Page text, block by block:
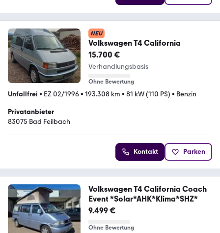
NEU
Volkswagen T4 California
15.700 €
Verhandlungsbasis
Ohne Bewertung
Unfallfrei • EZ 02/1996• 193.308 km • 81 kW (110 PS) • Benzin
Privatanbieter
83075 Bad Feilbach
Kontakt Parken
Volkswagen T4 California Coach
Event *Solar*AHK*Klima*SHZ*
9.499 €
Ohne Bewertung